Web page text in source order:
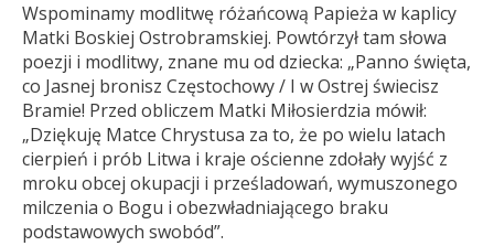
Wspominamy modlitwę różańcową Papieża w kaplicy
Matki Boskiej Ostrobramskiej. Powtórzył tam słowa
poezji i modlitwy, znane mu od dziecka: „Panno święta,
co Jasnej bronisz Częstochowy / I w Ostrej świecisz
Bramie! Przed obliczem Matki Miłosierdzia mówił:
„Dziękuję Matce Chrystusa za to, że po wielu latach
cierpień i prób Litwa i kraje ościenne zdołały wyjść z
mroku obcej okupacji i prześladowań, wymuszonego
milczenia o Bogu i obezwładniającego braku
podstawowych swobód”.